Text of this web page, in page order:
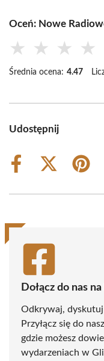
Oceń: Nowe
★ ★ ★ ★
Średnia ocena: 4.47
Udostępnij
Share
Share
(Twitter)
Share
Dołącz do nas
Odkrywaj, dyskutuj
Przyłącz się do
gdzie możesz
wydarzeniach w